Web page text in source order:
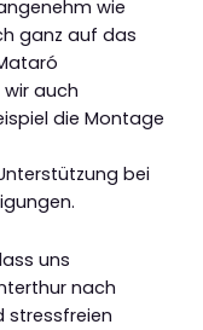
wie
ganz auf das
auch
die Montage
bei
uns
nach
stressfreien